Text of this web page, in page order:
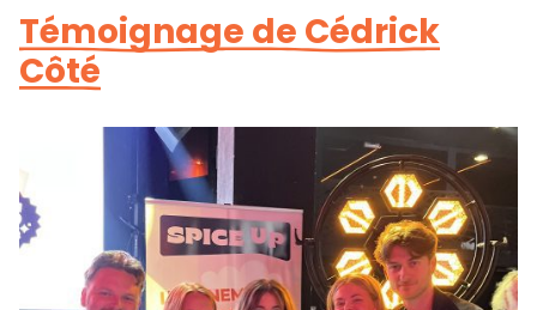
Témoignage de Cédrick
Côté